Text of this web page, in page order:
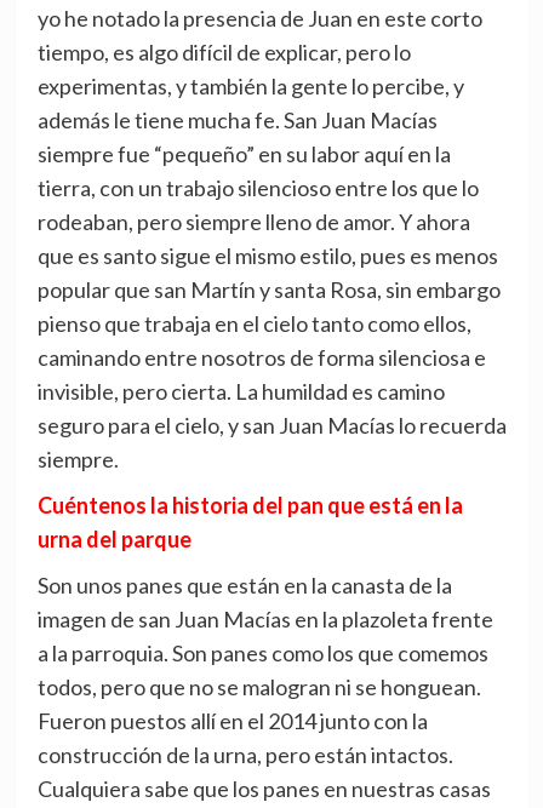
yo he notado la presencia de Juan en este corto
tiempo, es algo difícil de explicar, pero lo
experimentas, y también la gente lo percibe, y
además le tiene mucha fe. San Juan Macías
siempre fue “pequeño” en su labor aquí en la
tierra, con un trabajo silencioso entre los que lo
rodeaban, pero siempre lleno de amor. Y ahora
que es santo sigue el mismo estilo, pues es menos
popular que san Martín y santa Rosa, sin embargo
pienso que trabaja en el cielo tanto como ellos,
caminando entre nosotros de forma silenciosa e
invisible, pero cierta. La humildad es camino
seguro para el cielo, y san Juan Macías lo recuerda
siempre.
Cuéntenos la historia del pan que está en la
urna del parque
Son unos panes que están en la canasta de la
imagen de san Juan Macías en la plazoleta frente
a la parroquia. Son panes como los que comemos
todos, pero que no se malogran ni se honguean.
Fueron puestos allí en el 2014 junto con la
construcción de la urna, pero están intactos.
Cualquiera sabe que los panes en nuestras casas